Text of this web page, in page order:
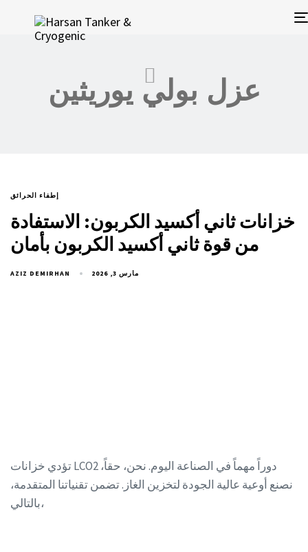
عزل بولي يوريثين
إطفاء الحرائق
خزانات ثاني أكسيد الكربون: الاستفادة
من قوة ثاني أكسيد الكربون بأمان
AZIZ DEMIRHAN مارس 3, 2026
تؤدي خزانات LCO2 دوراً مهماً في الصناعة اليوم. نحن، حقاً،
نصنع أوعية عالية الجودة لتخزين الغاز. تضمن تقنياتنا المتقدمة،
بالتالي،